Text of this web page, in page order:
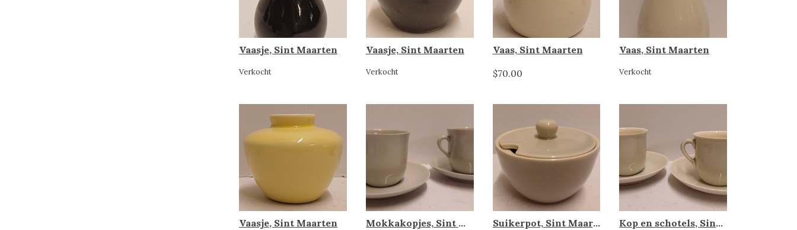
Vaasje, Sint Maarten
Verkocht
Vaasje, Sint Maarten
Verkocht
Vaas, Sint Maarten
$70.00
Vaas, Sint Maarten
Verkocht
Vaasje, Sint Maarten
Mokkakopjes, Sint Maarten
Suikerpot, Sint Maarten
Kop en schotels, Sint Maarten